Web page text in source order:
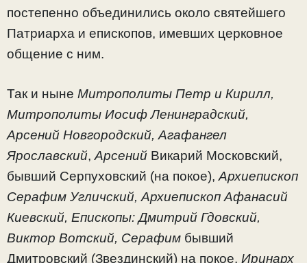
постепенно объединились около святейшего
Патриарха и епископов, имевших церковное
общение с ним.
Так и ныне Митрополиты Петр и Кирилл,
Митрополиты Иосиф Ленинградский,
Арсений Новгородский, Агафангел
Ярославский, Арсений Викарий Московский,
бывший Серпуховский (на покое), Архиепископ
Серафим Угличский, Архиепископ Афанасий
Киевский, Епископы: Дмитрий Гдовский,
Виктор Вотский, Серафим бывший
Дмитровский (Звездинский) на покое, Иринарх